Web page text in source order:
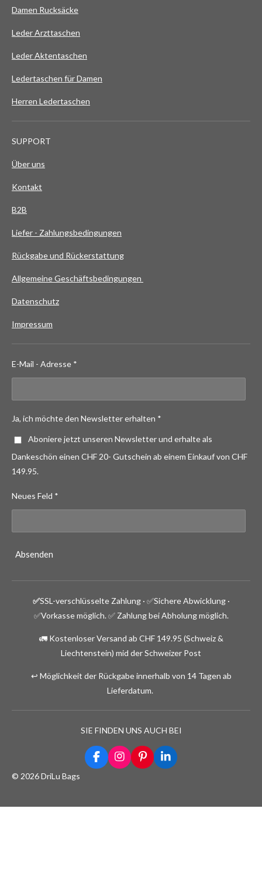
Damen Rucksäcke
Leder Arzttaschen
Leder Aktentaschen
Ledertaschen für Damen
Herren Ledertaschen
SUPPORT
Über uns
Kontakt
B2B
Liefer - Zahlungsbedingungen
Rückgabe und Rückerstattung
Allgemeine Geschäftsbedingungen
Datenschutz
Impressum
E-Mail - Adresse *
Ja, ich möchte den Newsletter erhalten *
Aboniere jetzt unseren Newsletter und erhalte als
Dankeschön einen CHF 20- Gutschein ab einem Einkauf von CHF
149.95.
Neues Feld *
Absenden
✅SSL-verschlüsselte Zahlung · ✅Sichere Abwicklung ·
✅Vorkasse möglich. ✅ Zahlung bei Abholung möglich.
🚛 Kostenloser Versand ab CHF 149.95 (Schweiz &
Liechtenstein) mid der Schweizer Post
↩️ Möglichkeit der Rückgabe innerhalb von 14 Tagen ab
Lieferdatum.
SIE FINDEN UNS AUCH BEI
F
a
I
n
P
i
L
i
© 2026 DriLu Bags